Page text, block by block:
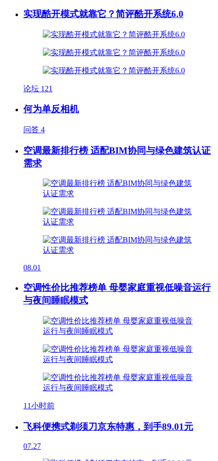
实现酷开模式就靠它？简评酷开系统6.0
论坛 121
何为单反相机
问答 4
空调最新排行榜 适配BIM协同与绿色建筑认证
需求
08.01
空调性价比推荐榜单 母婴家庭重视低噪音运行
与夜间睡眠模式
11小时前
飞科便携式剃须刀京东特惠，到手89.01元
07.27